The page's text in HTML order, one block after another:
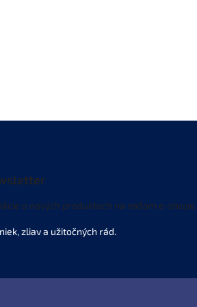
o nových produktoch na našom e-shope.